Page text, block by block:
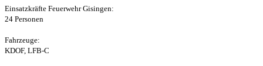
Einsatzkräfte Feuerwehr Gisingen:
24 Personen
Fahrzeuge:
KDOF, LFB-C